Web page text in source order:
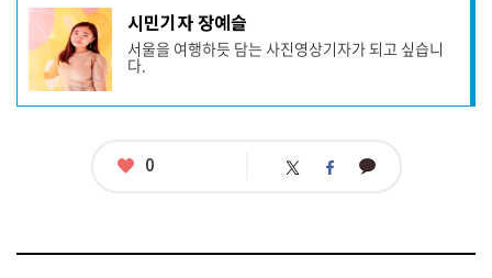
기
사
작
자
프
시민기자 장예슬
서울을 여행하듯 담는 사진영상기자가 되고 싶습니
다.
좋
0 트 페 카